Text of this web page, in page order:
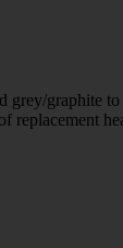
grey/graphite
replacement